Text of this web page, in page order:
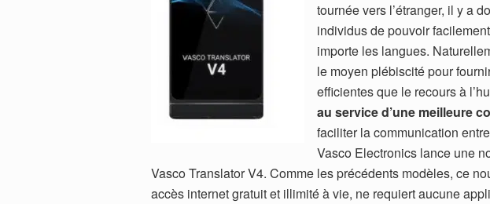
tournée vers l’étranger, il y a
individus de pouvoir facilement
importe les langues.
le moyen plébiscité pour
efficientes que le recours à
au service d’une meilleure
faciliter la communication
Vasco Electronics lance une
Vasco Translator V4. Comme les précédents modèles, ce
accès internet gratuit et illimité à vie, ne requiert aucune